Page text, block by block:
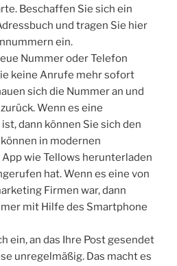
Beschaffen Sie sich ein
und tragen Sie hier
ein.
Nummer oder Telefon
keine Anrufe mehr sofort
sich die Nummer an und
Wenn es eine
dann können Sie sich den
in modernen
wie Tellows herunterladen
hat. Wenn es eine von
Firmen war, dann
mit Hilfe des Smartphone
ein, an das Ihre Post gesendet
unregelmäßig. Das macht es